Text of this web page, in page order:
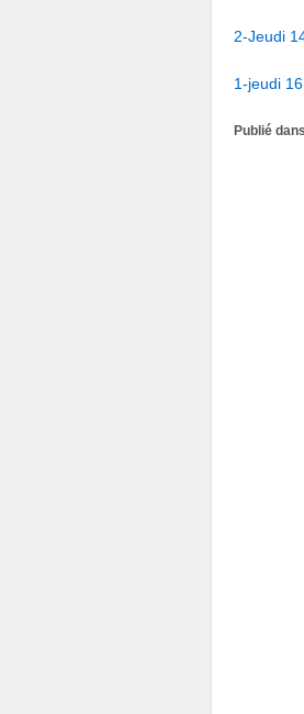
2-Jeudi
1-jeudi
Publié dans